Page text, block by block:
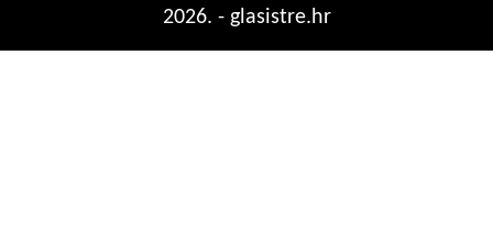
2026. - glasistre.hr